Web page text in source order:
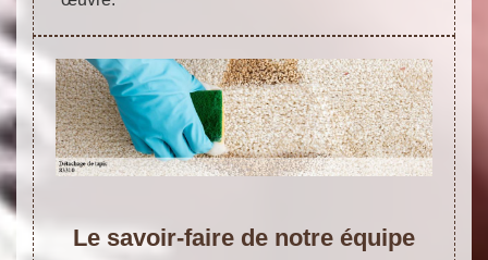
Le savoir-faire de notre équipe